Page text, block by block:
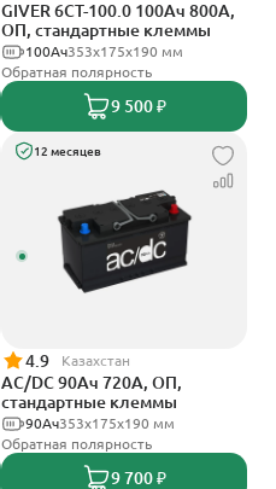
GIVER 6CT-100.0 100Ач 800А,
ОП, стандартные клеммы
353х175х190 мм
100Ач
Обратная полярность
9 500 ₽
12 месяцев
4.9 Казахстан
AC/DC 90Ач 720А, ОП,
стандартные клеммы
353х175х190 мм
90Ач
Обратная полярность
9 700 ₽